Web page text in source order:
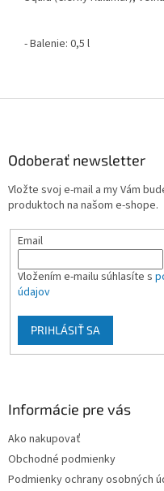
- Balenie: 0,5 l
Odoberať newsletter
Vložte svoj e-mail a my Vám
produktoch na našom e-shope.
Email
Vložením e-mailu súhlasíte s
údajov
PRIHLÁSIŤ SA
Informácie pre vás
Ako nakupovať
Obchodné podmienky
Podmienky ochrany osobných